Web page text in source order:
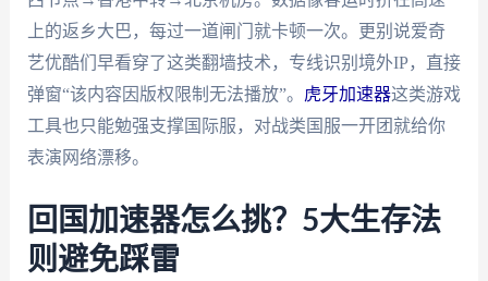
上的返乡大巴，每过一道闸门就卡顿一次。更别说爱奇
艺优酷们早看穿了这类翻墙技术，专线识别境外IP，直接
弹窗“该内容因版权限制无法播放”。 虎牙加速器这类游戏
工具也只能勉强支撑国际服，对战类国服一开团就给你
表演网络漂移。
回国加速器怎么挑？5大生存法
则避免踩雷